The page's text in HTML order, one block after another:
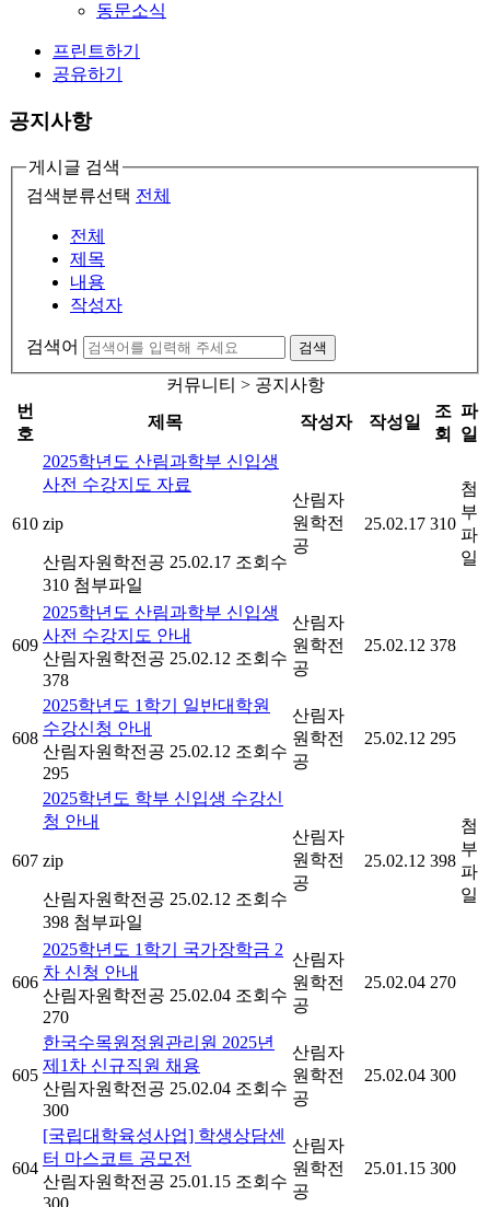
동문소식
프린트하기
공유하기
공지사항
게시글 검색
검색분류선택 전체
전체
제목
내용
작성자
검색어 검색
커뮤니티 > 공지사항
번
호
제목 작성자 작성일
조
회
파
일
610
2025학년도 산림과학부 신입생
사전 수강지도 자료
zip
산림자원학전공 25.02.17 조회수
310 첨부파일
산림자
원학전
공
25.02.17 310
첨
부
파
일
609
2025학년도 산림과학부 신입생
사전 수강지도 안내
산림자원학전공 25.02.12 조회수
378
산림자
원학전
공
25.02.12 378
608
2025학년도 1학기 일반대학원
수강신청 안내
산림자원학전공 25.02.12 조회수
295
산림자
원학전
공
25.02.12 295
607
2025학년도 학부 신입생 수강신
청 안내
zip
산림자원학전공 25.02.12 조회수
398 첨부파일
산림자
원학전
공
25.02.12 398
첨
부
파
일
606
2025학년도 1학기 국가장학금 2
차 신청 안내
산림자원학전공 25.02.04 조회수
270
산림자
원학전
공
25.02.04 270
605
한국수목원정원관리원 2025년
제1차 신규직원 채용
산림자원학전공 25.02.04 조회수
300
산림자
원학전
공
25.02.04 300
604
[국립대학육성사업] 학생상담센
터 마스코트 공모전
산림자원학전공 25.01.15 조회수
산림자
원학전
공
25.01.15 300